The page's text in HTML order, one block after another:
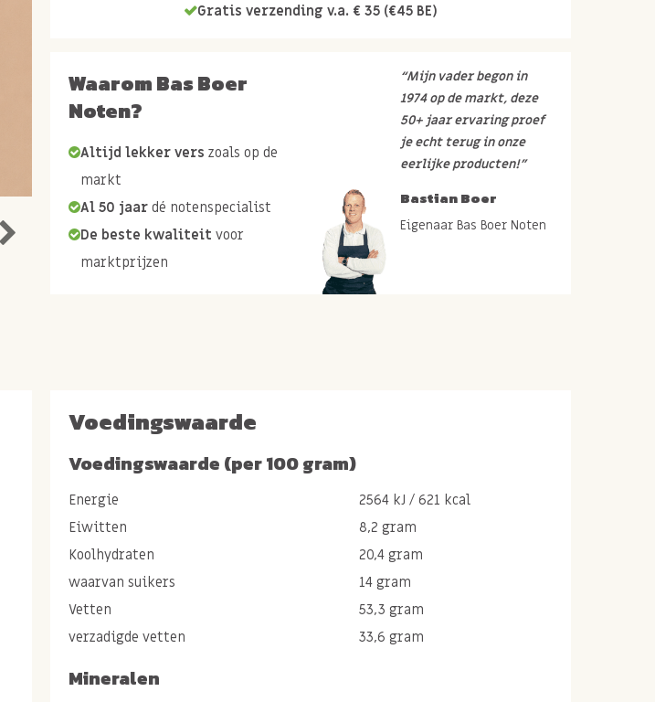
Gratis verzending v.a. € 35 (€45 BE)
Waarom Bas Boer
Noten?
Altijd lekker vers zoals op de
markt
Al 50 jaar dé notenspecialist
De beste kwaliteit voor
marktprijzen
“Mijn vader begon in
1974 op de markt, deze
50+ jaar ervaring proef
je echt terug in onze
eerlijke producten!”
Bastian Boer
Eigenaar Bas Boer Noten
Voedingswaarde
Voedingswaarde (per 100 gram)
Energie
2564 kJ / 621 kcal
Eiwitten
8,2 gram
Koolhydraten
20,4 gram
waarvan suikers
14 gram
Vetten
53,3 gram
verzadigde vetten
33,6 gram
Mineralen